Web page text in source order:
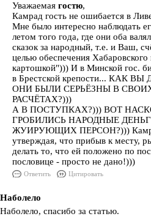
Уважаемая гостю,
Камрад гость не ошибается в
Мне было интересно наблюдать
летом того года, где они оба
сказок за народный, т.е. и Ваш,
целью обеспечения Хабаровского
картошкой"))) И в Минской гос.
в Брестской крепости... КАК
ОНИ БЫЛИ СЕРЬЁЗНЫ В
РАСЧЁТАХ?)))
А В ПОСТУПКАХ?))) ВОТ
ГРОБИЛИСЬ НАРОДНЫЕ
ЖУИРУЮЩИХ ПЕРСОН?)))
утверждая, что прибыв к месту,
делать то, что ей положено по
пословице - просто не дано!)))
Ответить Цитировать
Наболело
Наболело, спасибо за статью.